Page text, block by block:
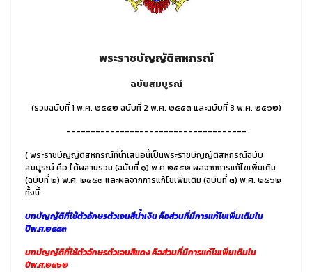
พระราชบัญญัติสหกรณ์
ฉบับสมบูรณ์
(รวมฉบับที่ 1 พ.ศ. ๒๕๔๒ ฉบับที่ 2 พ.ศ. ๒๕๕๓ และฉบับที่ 3 พ.ศ. ๒๕๖๒)
-------------------------------------
( พระราชบัญญัติสหกรณ์ที่นำเสนอนี้เป็นพระราชบัญญัติสหกรณ์ฉบับ
สมบูรณ์ คือ ได้ผสานรวม (ฉบับที่ ๑) พ.ศ.๒๕๔๒ ผลจากการแก้ไขเพิ่มเติม
(ฉบับที่ ๒) พ.ศ. ๒๕๕๓ และผลจากการแก้ไขเพิ่มเติม (ฉบับที่ ๓) พ.ศ. ๒๕๖๒
ทั้งนี้
บทบัญญัติที่ใช้ตัวอักษรตัวเอนสีน้ำเงิน คือส่วนที่มีการแก้ไขเพิ่มเติมใน
ปีพ.ศ.๒๕๕๓
บทบัญญัติที่ใช้ตัวอักษรตัวเอนสีแดง คือส่วนที่มีการแก้ไขเพิ่มเติมใน
ปีพ.ศ.๒๕๖๒